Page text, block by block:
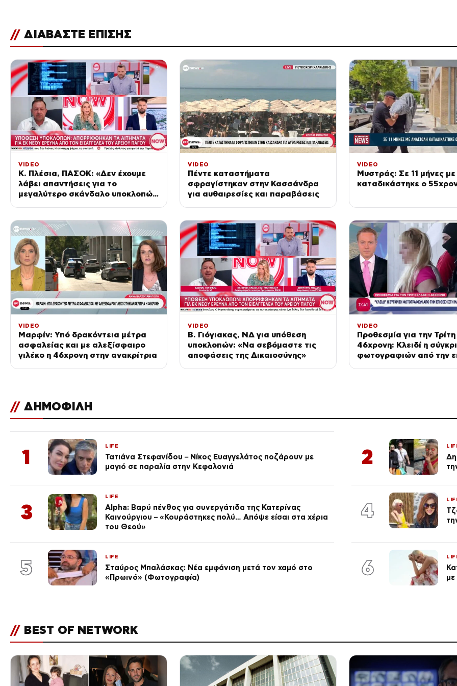
// ΔΙΑΒΑΣΤΕ ΕΠΙΣΗΣ
VIDEO
Κ. Πλέσια, ΠΑΣΟΚ: «Δεν έχουμε
λάβει απαντήσεις για το
μεγαλύτερο σκάνδαλο υποκλοπών
VIDEO
Πέντε καταστήματα
σφραγίστηκαν στην Κασσάνδρα
για αυθαιρεσίες και παραβάσεις
VIDEO
Μυστράς: Σε 11 μήνες
καταδικάστηκε ο
VIDEO
Μαρφίν: Υπό δρακόντεια μέτρα
ασφαλείας και με αλεξίσφαιρο
γιλέκο η 46χρονη στην ανακρίτρια
VIDEO
Β. Γιόγιακας, ΝΔ για υπόθεση
υποκλοπών: «Να σεβόμαστε τις
αποφάσεις της Δικαιοσύνης»
VIDEO
Προθεσμία για την
46χρονη: Κλειδί η
φωτογραφιών από την
// ΔΗΜΟΦΙΛΗ
1 LIFE
Τατιάνα Στεφανίδου – Νίκος Ευαγγελάτος ποζάρουν με
μαγιό σε παραλία στην Κεφαλονιά
2
3
LIFE
Alpha: Βαρύ πένθος για συνεργάτιδα της Κατερίνας
Καινούργιου – «Κουράστηκες πολύ… Απόψε είσαι στα χέρια
του Θεού»
4
5 LIFE
Σταύρος Μπαλάσκας: Νέα εμφάνιση μετά τον χαμό στο
«Πρωινό» (Φωτογραφία)
6
// BEST OF NETWORK